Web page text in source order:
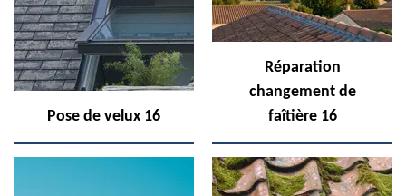
Pose de velux 16
Réparation
changement de
faîtière 16